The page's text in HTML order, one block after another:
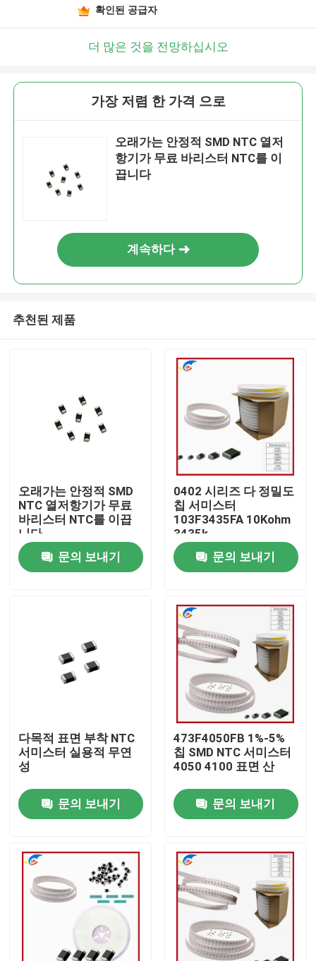
우리 에 관한 것
공장 투어
품질 관리
저희와 연락
뉴스
PTC 서미스터
확인된 공급자
더 많은 것을 전망하십시오
가장 저렴 한 가격 으로
오래가는 안정적 SMD NTC 열저
항기가 무료 바리스터 NTC를 이
끕니다
계속하다
추천된 제품
오래가는 안정적 SMD
NTC 열저항기가 무료
바리스터 NTC를 이끕
니다
문의 보내기
0402 시리즈 다 정밀도
칩 서미스터
103F3435FA 10Kohm
3435k
문의 보내기
다목적 표면 부착 NTC
서미스터 실용적 무연
성
문의 보내기
473F4050FB 1%-5%
칩 SMD NTC 서미스터
4050 4100 표면 산
문의 보내기